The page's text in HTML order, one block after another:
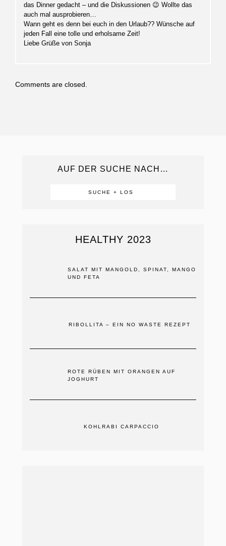
das Dinner gedacht – und die Diskussionen 😉 Wollte das
auch mal ausprobieren…
Wann geht es denn bei euch in den Urlaub?? Wünsche auf
jeden Fall eine tolle und erholsame Zeit!
Liebe Grüße von Sonja
Comments are closed.
AUF DER SUCHE NACH…
HEALTHY 2023
SALAT MIT MANGOLD, SPINAT, MANGO
UND FETA
RIBOLLITA – EIN NO WASTE REZEPT
ROTE RÜBEN MIT ORANGEN AUF
JOGHURT
KOHLRABI CARPACCIO